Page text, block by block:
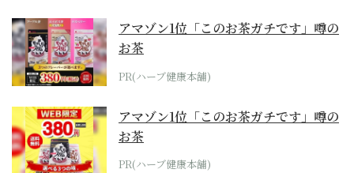
アマゾン1位「このお茶ガチです」噂の
お茶
PR(ハーブ健康本舗)
アマゾン1位「このお茶ガチです」噂の
お茶
PR(ハーブ健康本舗)